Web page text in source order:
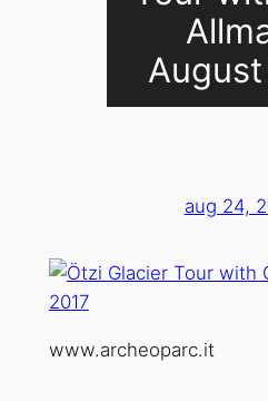
aug 24,
www.archeoparc.it